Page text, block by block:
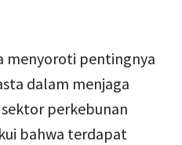
menyoroti pentingnya
dalam menjaga
perkebunan
bahwa terdapat